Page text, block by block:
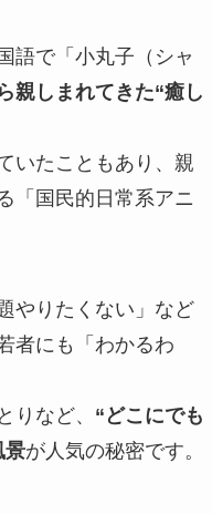
語で「小丸子（シャ
親しまれてきた“癒し
いたこともあり、親
「国民的日常系アニ
やりたくない」など
者にも「わかるわ
りなど、 “どこにでも
景が人気の秘密です。